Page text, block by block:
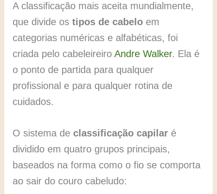
A classificação mais aceita mundialmente,
que divide ostipos de cabelo em
categorias numéricas e alfabéticas, foi
criada pelo cabeleireiroAndre Walker. Ela é
o ponto de partida para qualquer
profissional e para qualquer rotina de
cuidados.
O sistema declassificação capilar é
dividido em quatro grupos principais,
baseados na forma como o fio se comporta
ao sair do couro cabeludo: